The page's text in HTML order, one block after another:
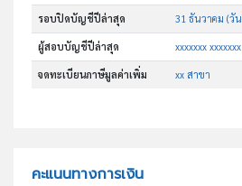
รอบปิดบัญชีปีล่าสุด 31 ธันวาคม (วั
ผู้สอบบัญชีปีล่าสุด xxxxxxx
จดทะเบียนภาษีมูลค่าเพิ่ม xx สาขา
คะแนนทางการเงิน